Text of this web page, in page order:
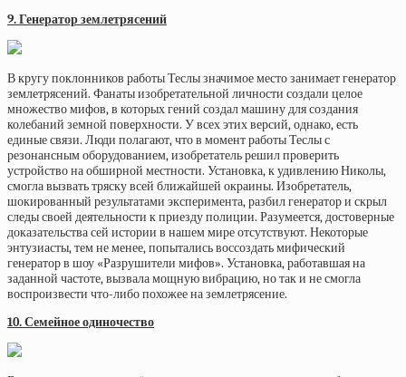
9. Генератор землетрясений
В кругу поклонников работы Теслы значимое место занимает генератор
землетрясений. Фанаты изобретательной личности создали целое
множество мифов, в которых гений создал машину для создания
колебаний земной поверхности. У всех этих версий, однако, есть
единые связи. Люди полагают, что в момент работы Теслы с
резонансным оборудованием, изобретатель решил проверить
устройство на обширной местности. Установка, к удивлению Николы,
смогла вызвать тряску всей ближайшей окраины. Изобретатель,
шокированный результатами эксперимента, разбил генератор и скрыл
следы своей деятельности к приезду полиции. Разумеется, достоверные
доказательства сей истории в нашем мире отсутствуют. Некоторые
энтузиасты, тем не менее, попытались воссоздать мифический
генератор в шоу «Разрушители мифов». Установка, работавшая на
заданной частоте, вызвала мощную вибрацию, но так и не смогла
воспроизвести что-либо похожее на землетрясение.
10. Семейное одиночество